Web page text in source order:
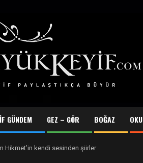
GÜNDEM GEZ – GÖR BOĞAZ OKU
Hikmet’in kendi sesinden şiirler